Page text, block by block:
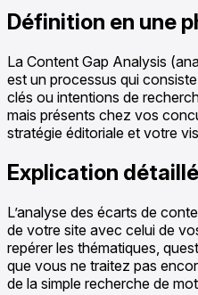
Définition en une
La Content Gap Analysis
est un processus qui
clés ou intentions de
mais présents chez vos
stratégie éditoriale et votre
Explication
L’analyse des écarts de
de votre site avec celui de
repérer les thématiques,
que vous ne traitez pas
de la simple recherche de